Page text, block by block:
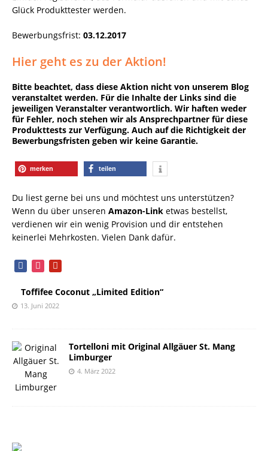
Glück Produkttester werden.
Bewerbungsfrist: 03.12.2017
Hier geht es zu der Aktion!
Bitte beachtet, dass diese Aktion nicht von unserem Blog
veranstaltet werden. Für die Inhalte der Links sind die
jeweiligen Veranstalter verantwortlich. Wir haften weder
für Fehler, noch stehen wir als Ansprechpartner für diese
Produkttests zur Verfügung. Auch auf die Richtigkeit der
Bewerbungsfristen geben wir keine Garantie.
merken teilen
Du liest gerne bei uns und möchtest uns unterstützen?
Wenn du über unseren Amazon-Link etwas bestellst,
verdienen wir ein wenig Provision und dir entstehen
keinerlei Mehrkosten. Vielen Dank dafür.
facebookinstagram
pinterest
Toffifee Coconut „Limited Edition“
13. Juni 2022
Tortelloni mit Original Allgäuer St. Mang
Limburger
4. März 2022